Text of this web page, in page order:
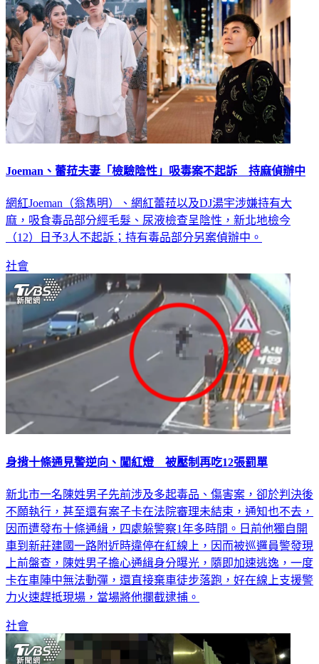
Joeman、蕾菈夫妻「檢驗陰性」吸毒案不起訴 持麻偵辦中
網紅Joeman（翁雋明）、網紅蕾菈以及DJ湯宇涉嫌持有大
麻，吸食毒品部分經毛髮、尿液檢查呈陰性，新北地檢今
（12）日予3人不起訴；持有毒品部分另案偵辦中。
社會
身揹十條通見警逆向、闖紅燈 被壓制再吃12張罰單
新北市一名陳姓男子先前涉及多起毒品、傷害案，卻於判決後
不願執行，甚至還有案子卡在法院審理未結束，通知也不去，
因而遭發布十條通緝，四處躲警察1年多時間。日前他獨自開
車到新莊建國一路附近時違停在紅線上，因而被巡邏員警發現
上前盤查，陳姓男子擔心通緝身分曝光，隨即加速逃逸，一度
卡在車陣中無法動彈，還直接棄車徒步落跑，好在線上支援警
力火速趕抵現場，當場將他攔截逮捕。
社會